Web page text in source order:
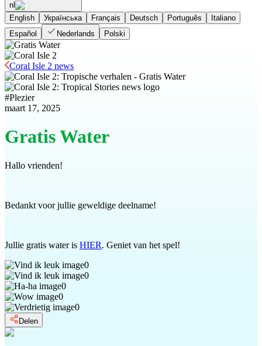
nl
English
Українська Français Deutsch Português
Italiano
Español
Nederlands Polski
Coral Isle 2 news
#Plezier
maart 17, 2025
Gratis Water
Hallo vrienden!
Bedankt voor jullie geweldige deelname!
Jullie gratis water is HIER. Geniet van het spel!
0
0
0
0
0
Delen